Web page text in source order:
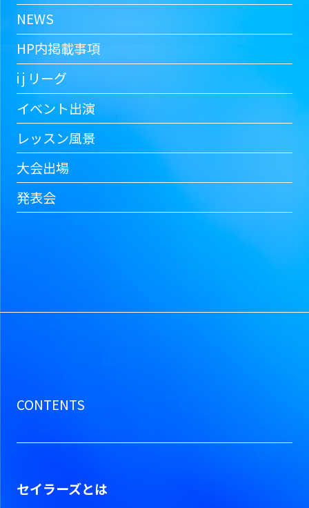
NEWS
HP内掲載事項
i j リーグ
イベント出演
レッスン風景
大会出場
発表会
CONTENTS
セイラーズとは